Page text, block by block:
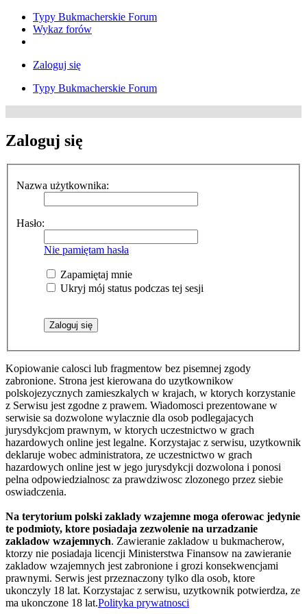
Typy Bukmacherskie Forum
Wykaz forów
Zaloguj się
Typy Bukmacherskie Forum
Zaloguj się
Nazwa użytkownika:
Hasło:
Nie pamiętam hasła
Zapamiętaj mnie
Ukryj mój status podczas tej sesji
Kopiowanie calosci lub fragmentow bez pisemnej zgody
zabronione. Strona jest kierowana do uzytkownikow
polskojezycznych zamieszkalych w krajach, w ktorych korzystanie
z Serwisu jest zgodne z prawem. Wiadomosci prezentowane w
serwisie sa dozwolone wylacznie dla osob podlegajacych
jurysdykcjom prawnym, w ktorych uczestnictwo w grach
hazardowych online jest legalne. Korzystajac z serwisu, uzytkownik
deklaruje wobec administratora, ze uczestnictwo w grach
hazardowych online jest w jego jurysdykcji dozwolona i ponosi
pelna odpowiedzialnosc za prawdziwosc zlozonego przez siebie
oswiadczenia.
Na terytorium polski zaklady wzajemne moga oferowac jedynie
te podmioty, ktore posiadaja zezwolenie na urzadzanie
zakladow wzajemnych. Zawieranie zakladow u bukmacherow,
ktorzy nie posiadaja licencji Ministerstwa Finansow na zawieranie
zakladow wzajemnych jest zabronione i grozi konsekwencjami
prawnymi. Serwis jest przeznaczony tylko dla osob, ktore
ukonczyly 18 lat. Korzystajac z serwisu, uzytkownik potwierdza, ze
ma ukonczone 18 lat.Polityka prywatnosci